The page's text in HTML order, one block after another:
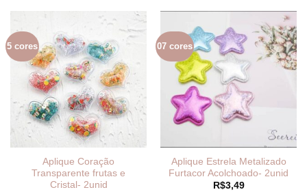
5 cores
Aplique Coração
Transparente frutas e
Cristal- 2unid
07 cores
Aplique Estrela Metalizado
Furtacor Acolchoado- 2unid
R$3,49